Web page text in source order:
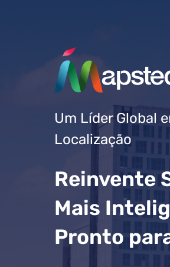
Um Líder Global
Localização
Reinvente
Mais
Pronto